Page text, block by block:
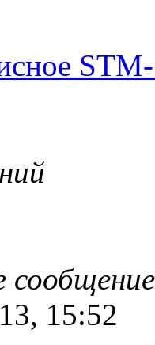
сообщение
15:52